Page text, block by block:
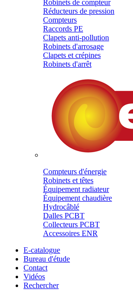
Robinets de compteur
Réducteurs de pression
Compteurs
Raccords PE
Clapets anti-pollution
Robinets d'arrosage
Clapets et crépines
Robinets d'arrêt
Compteurs d'énergie
Robinets et têtes
Équipement radiateur
Équipement chaudière
Hydrocâblé
Dalles PCBT
Collecteurs PCBT
Accessoires ENR
E-catalogue
Bureau d'étude
Contact
Vidéos
Rechercher